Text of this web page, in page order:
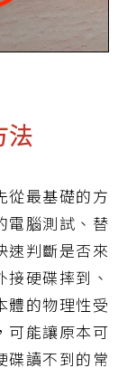
法
從最基礎的方
電腦測試、替
速判斷是否來
硬碟摔到、
體的物理性受
可能讓原本可
碟讀不到的常